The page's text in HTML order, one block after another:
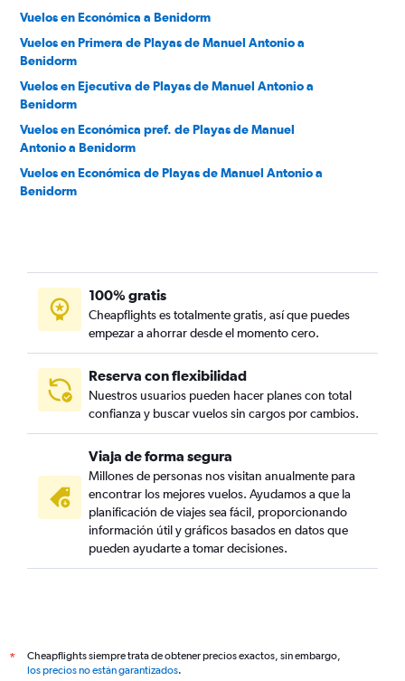
Vuelos en Económica a Benidorm
Vuelos en Primera de Playas de Manuel Antonio a
Benidorm
Vuelos en Ejecutiva de Playas de Manuel Antonio a
Benidorm
Vuelos en Económica pref. de Playas de Manuel
Antonio a Benidorm
Vuelos en Económica de Playas de Manuel Antonio a
Benidorm
100% gratis
Cheapflights es totalmente gratis, así que puedes
empezar a ahorrar desde el momento cero.
Reserva con flexibilidad
Nuestros usuarios pueden hacer planes con total
confianza y buscar vuelos sin cargos por cambios.
Viaja de forma segura
Millones de personas nos visitan anualmente para
encontrar los mejores vuelos. Ayudamos a que la
planificación de viajes sea fácil, proporcionando
información útil y gráficos basados en datos que
pueden ayudarte a tomar decisiones.
*
Cheapflights siempre trata de obtener precios exactos, sin embargo,
los precios no están garantizados.